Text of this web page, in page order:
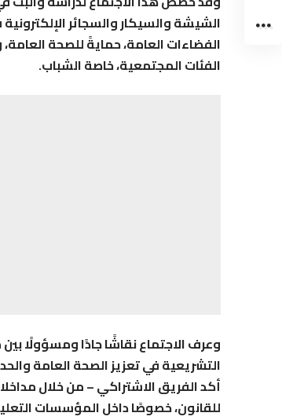
الشيشة والسيكار والسجائر
الفضاءات العامة، حمايةً للصحة
الفئات المجتمعية، خاصة الشباب.
وعرف الاجتماع نقاشًا جادًا ومسؤولًا
التشريعية في تعزيز الصحة العامة
أكد الفريق الاشتراكي – من خلال
للقانون، خصوصًا داخل المؤسسات